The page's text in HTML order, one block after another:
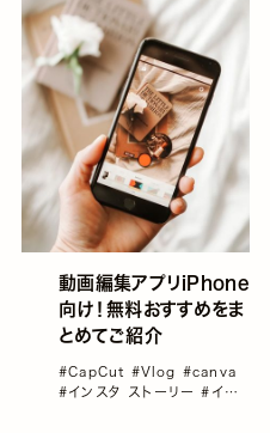
動画編集アプリiPhone
向け！無料おすすめをま
とめてご紹介
#CapCut #Vlog #canva
#インスタ ストーリー#イン